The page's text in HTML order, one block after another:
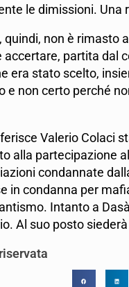
le dimissioni. Una
non è rimasto
partita dal
era stato scelto,
e non certo perché
Valerio Colaci
alla partecipazione
condannate
in condanna per
Intanto a
Al suo posto